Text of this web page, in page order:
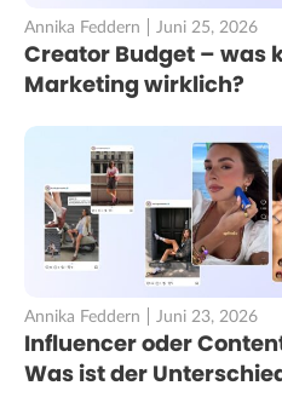
Annika Feddern Juni 25, 2026
Creator Budget – was
Marketing wirklich?
Annika Feddern Juni 23, 2026
Influencer oder
Was ist der